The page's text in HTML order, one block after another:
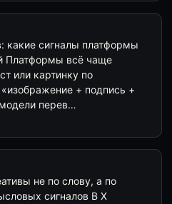
какие сигналы платформы
Платформы всё чаще
или картинку по
+ подпись +
перев…
не по слову, а по
сигналов В X